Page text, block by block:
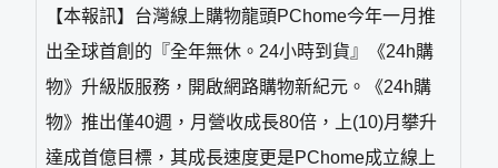
【本報訊】台灣線上購物龍頭PChome今年一月推
出全球首創的『全年無休。24小時到貨』《24h購
物》升級版服務，開啟網路購物新紀元。《24h購
物》推出僅40週，月營收成長80倍，上(10)月攀升
達成首億目標，其成長速度更是PChome成立線上